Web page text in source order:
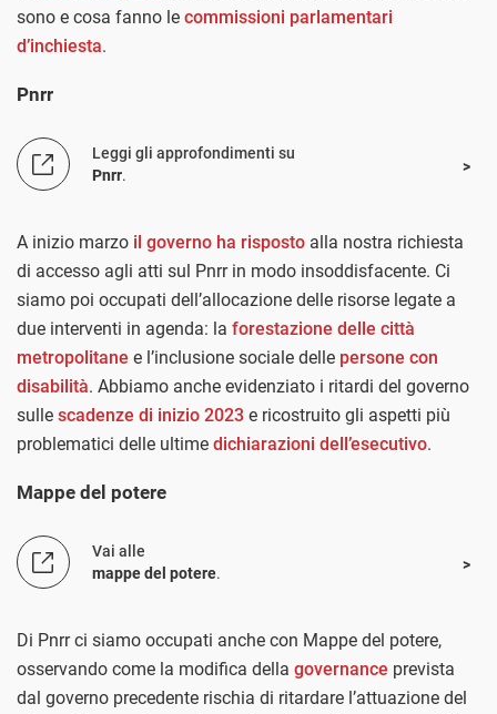
sono e cosa fanno le commissioni parlamentari
d’inchiesta.
Pnrr
Leggi gli approfondimenti su
Pnrr.
A inizio marzo il governo ha risposto alla nostra richiesta
di accesso agli atti sul Pnrr in modo insoddisfacente. Ci
siamo poi occupati dell’allocazione delle risorse legate a
due interventi in agenda: la forestazione delle città
metropolitane e l’inclusione sociale delle persone con
disabilità. Abbiamo anche evidenziato i ritardi del governo
sulle scadenze di inizio 2023 e ricostruito gli aspetti più
problematici delle ultime dichiarazioni dell’esecutivo.
Mappe del potere
Vai alle
mappe del potere.
Di Pnrr ci siamo occupati anche con Mappe del potere,
osservando come la modifica della governance prevista
dal governo precedente rischia di ritardare l’attuazione del